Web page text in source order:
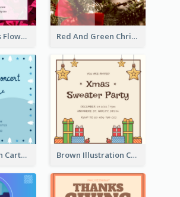
Red Christmas Flower Christmas Dinner Invitation Red And Green Christmas Tree Christmas Party Invitation
Blue Snowman Cartoon Christmas Concert Invitation Brown Illustration Christmas Sweater Party Invitation